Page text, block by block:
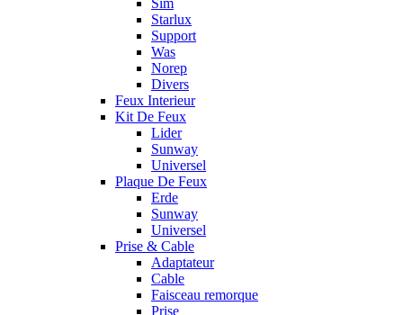
Sim
Starlux
Support
Was
Norep
Divers
Feux Interieur
Kit De Feux
Lider
Sunway
Universel
Plaque De Feux
Erde
Sunway
Universel
Prise & Cable
Adaptateur
Cable
Faisceau remorque
Prise